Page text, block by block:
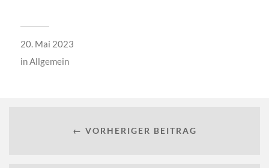
20. Mai 2023
inAllgemein
← VORHERIGER BEITRAG